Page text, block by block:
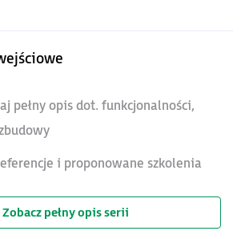
pełny opis dot. funkcjonalności,
i proponowane szkolenia
Zobacz pełny opis serii